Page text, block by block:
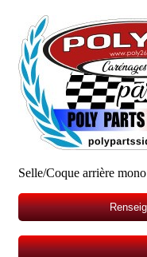
Selle/Coque arrière